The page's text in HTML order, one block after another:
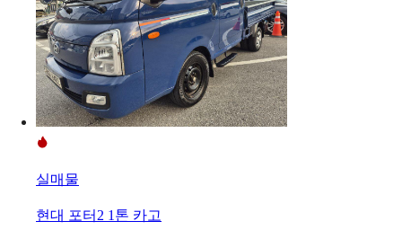
실매물
현대 포터2 1톤 카고